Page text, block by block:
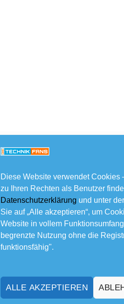
Diese Website verwendet Cookies
zu Ihren Rechten als Benutzer
Datenschutzerklärung und unter der
Sie auf „Alle akzeptieren“, um
Website in vollem
begrenzte Nutzung ohne die
funktionsfähig".
ALLE AKZEPTIEREN